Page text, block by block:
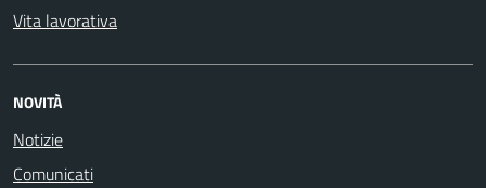
Vita lavorativa
NOVITÀ
Notizie
Comunicati